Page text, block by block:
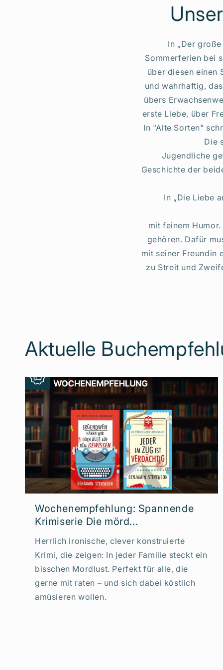
In „Der
Sommerferien bei
über diesen einen
und wahrhaftig,
übers
erste Liebe, über
In "Alte Sorten"
Die
Jugendliche
Geschichte der
In „Die Liebe
mit feinem
gehören. Dafür
mit seiner Freundin
zu Streit und
Aktuelle
Wochenempfehlung: Spannende
Krimiserie Die mörd...
Herrlich ironische, clever konstruierte
Krimi, die zeigen: In jeder Familie steckt ein
bisschen Mordlust. Perfekt für alle, die
gerne mit raten – und sich dabei köstlich
amüsieren wollen.